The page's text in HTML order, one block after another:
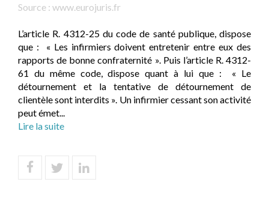
Source : www.eurojuris.fr
L’article R. 4312-25 du code de santé publique, dispose
que : « Les infirmiers doivent entretenir entre eux des
rapports de bonne confraternité ». Puis l’article R. 4312-
61 du même code, dispose quant à lui que : « Le
détournement et la tentative de détournement de
clientèle sont interdits ». Un infirmier cessant son activité
peut émet...
Lire la suite